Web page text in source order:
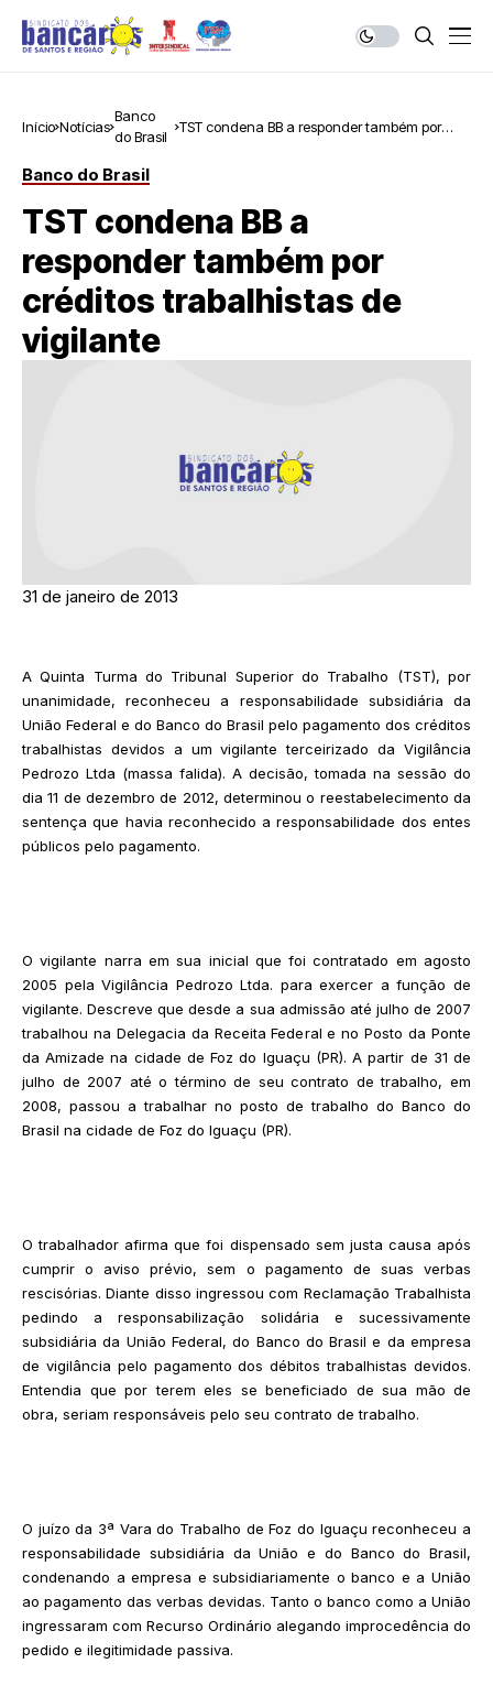
Início Notícias
Banco
do Brasil
TST condena BB a responder também por
Banco do Brasil
TST condena BB a
responder também por
créditos trabalhistas de
vigilante
31 de janeiro de 2013
A Quinta Turma do Tribunal Superior do Trabalho (TST), por
unanimidade, reconheceu a responsabilidade subsidiária da
União Federal e do Banco do Brasil pelo pagamento dos créditos
trabalhistas devidos a um vigilante terceirizado da Vigilância
Pedrozo Ltda (massa falida). A decisão, tomada na sessão do
dia 11 de dezembro de 2012, determinou o reestabelecimento da
sentença que havia reconhecido a responsabilidade dos entes
públicos pelo pagamento.
O vigilante narra em sua inicial que foi contratado em agosto
2005 pela Vigilância Pedrozo Ltda. para exercer a função de
vigilante. Descreve que desde a sua admissão até julho de 2007
trabalhou na Delegacia da Receita Federal e no Posto da Ponte
da Amizade na cidade de Foz do Iguaçu (PR). A partir de 31 de
julho de 2007 até o término de seu contrato de trabalho, em
2008, passou a trabalhar no posto de trabalho do Banco do
Brasil na cidade de Foz do Iguaçu (PR).
O trabalhador afirma que foi dispensado sem justa causa após
cumprir o aviso prévio, sem o pagamento de suas verbas
rescisórias. Diante disso ingressou com Reclamação Trabalhista
pedindo a responsabilização solidária e sucessivamente
subsidiária da União Federal, do Banco do Brasil e da empresa
de vigilância pelo pagamento dos débitos trabalhistas devidos.
Entendia que por terem eles se beneficiado de sua mão de
obra, seriam responsáveis pelo seu contrato de trabalho.
O juízo da 3ª Vara do Trabalho de Foz do Iguaçu reconheceu a
responsabilidade subsidiária da União e do Banco do Brasil,
condenando a empresa e subsidiariamente o banco e a União
ao pagamento das verbas devidas. Tanto o banco como a União
ingressaram com Recurso Ordinário alegando improcedência do
pedido e ilegitimidade passiva.